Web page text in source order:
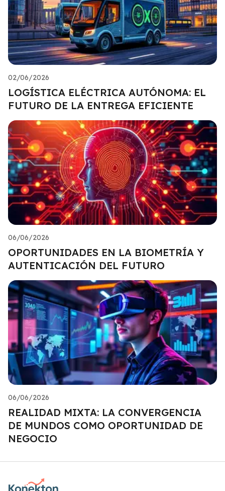
02/06/2026
LOGÍSTICA ELÉCTRICA AUTÓNOMA: EL
FUTURO DE LA ENTREGA EFICIENTE
06/06/2026
OPORTUNIDADES EN LA BIOMETRÍA Y
AUTENTICACIÓN DEL FUTURO
06/06/2026
REALIDAD MIXTA: LA CONVERGENCIA
DE MUNDOS COMO OPORTUNIDAD DE
NEGOCIO